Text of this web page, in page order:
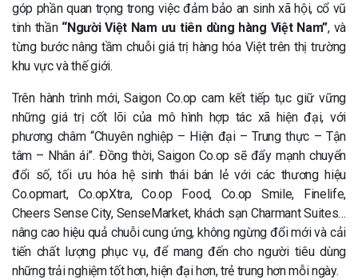
góp phần quan trọng trong việc đảm bảo an sinh xã hội, cổ vũ
tinh thần “Người Việt Nam ưu tiên dùng hàng Việt Nam”, và
từng bước nâng tầm chuỗi giá trị hàng hóa Việt trên thị trường
khu vực và thế giới.
Trên hành trình mới, Saigon Co.op cam kết tiếp tục giữ vững
những giá trị cốt lõi của mô hình hợp tác xã hiện đại, với
phương châm “Chuyên nghiệp – Hiện đại – Trung thực – Tận
tâm – Nhân ái”. Đồng thời, Saigon Co.op sẽ đẩy mạnh chuyển
đổi số, tối ưu hóa hệ sinh thái bán lẻ với các thương hiệu
Co.opmart, Co.opXtra, Co.op Food, Co.op Smile, Finelife,
Cheers Sense City, SenseMarket, khách sạn Charmant Suites…
nâng cao hiệu quả chuỗi cung ứng, không ngừng đổi mới và cải
tiến chất lượng phục vụ, để mang đến cho người tiêu dùng
những trải nghiệm tốt hơn, hiện đại hơn, trẻ trung hơn mỗi ngày.